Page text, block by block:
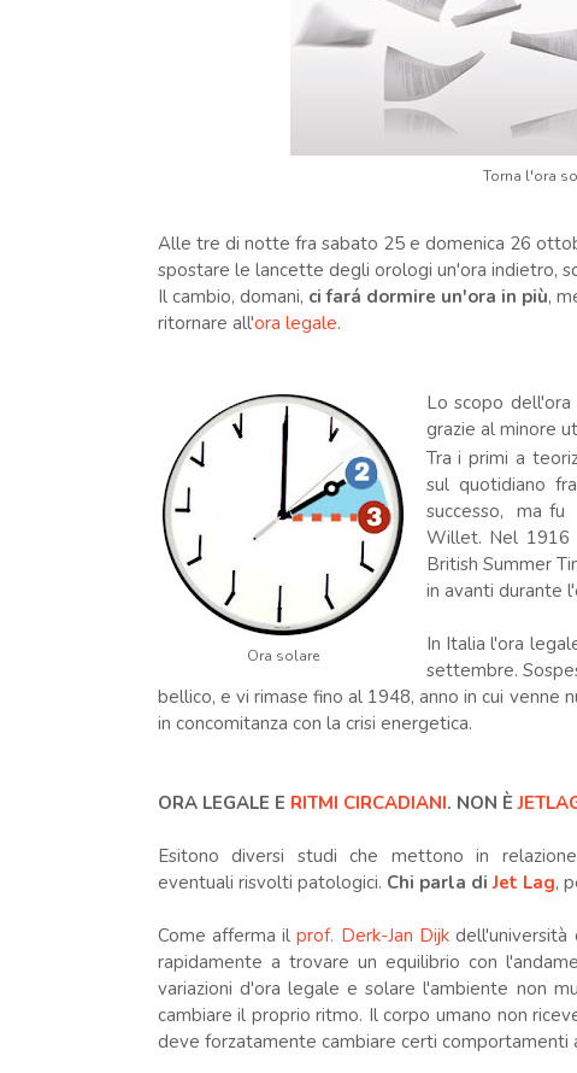
Torna l'ora
Alle tre di notte fra sabato 25 e domenica 26
spostare le lancette degli orologi un'ora indietro,
Il cambio, domani, ci fará dormire un'ora in più,
ritornare all'ora legale.
Ora solare
Lo scopo
grazie al minore
Tra i primi a
sul quotidiano
successo, ma fu
Willet. Nel 1916
British Summer
in avanti durante
In Italia l'ora
settembre.
bellico, e vi rimase fino al 1948, anno in cui
in concomitanza con la crisi energetica.
ORA LEGALE E RITMI CIRCADIANI. NON È
Esitono diversi studi che mettono in
eventuali risvolti patologici. Chi parla diJet Lag,
Come afferma ilprof. Derk-Jan Dijkdell'università
rapidamente a trovare un equilibrio con
variazioni d'ora legale e solare l'ambiente non
cambiare il proprio ritmo. Il corpo umano non
deve forzatamente cambiare certi comportamenti